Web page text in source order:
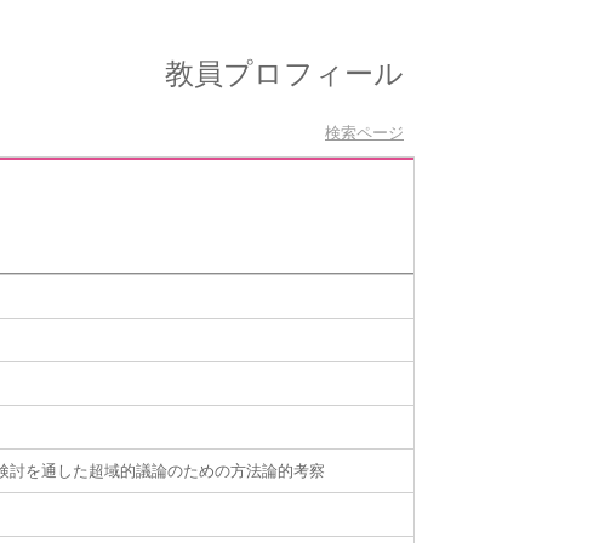
教員プロフィール
検索ページ
を通した超域的議論のための方法論的考察